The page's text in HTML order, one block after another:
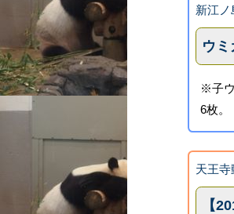
新江
ウ
※子
6枚。
天王寺
【